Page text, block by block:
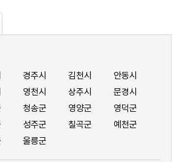
경주시 김천시
안동시
영천시 상주시
문경시
청송군 영양군
영덕군
성주군 칠곡군
예천군
울릉군